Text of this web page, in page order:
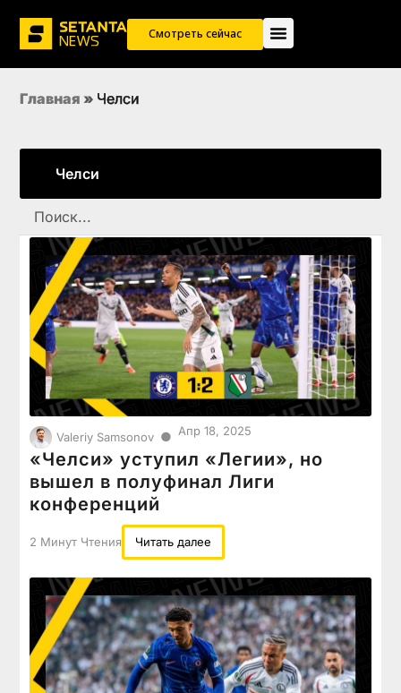
Смотреть сейчас
Главная » Челси
Челси
Valeriy Samsonov ● Апр 18, 2025
«Челси» уступил «Легии», но
вышел в полуфинал Лиги
конференций
2 Минут Чтения Читать далее